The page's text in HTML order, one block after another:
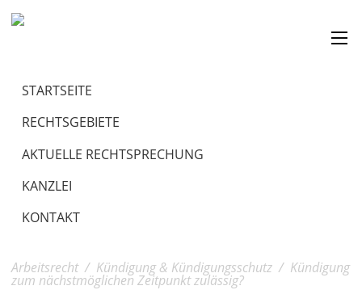
STARTSEITE
RECHTSGEBIETE
AKTUELLE RECHTSPRECHUNG
KANZLEI
KONTAKT
Arbeitsrecht / Kündigung & Kündigungsschutz / Kündigung
zum nächstmöglichen Zeitpunkt zulässig?